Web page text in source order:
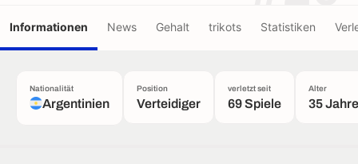
Informationen News Gehalt trikots Statistiken
Nationalität
Argentinien
Position
Verteidiger
verletzt seit
69 Spiele
Alter
35 Jahre